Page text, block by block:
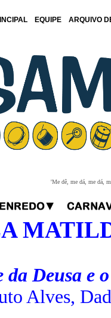
EQUIPE ARQUIVO
'Me dê, me dá, me dá,
da Deusa e
Alves,